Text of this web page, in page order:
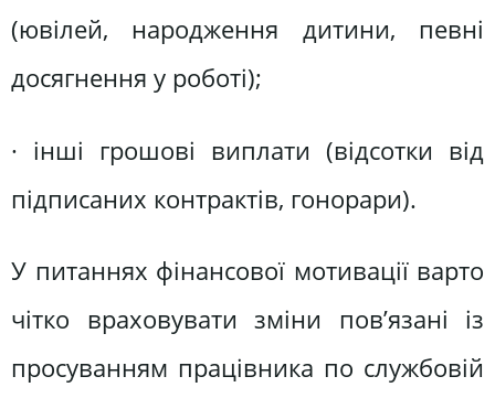
(ювілей, народження дитини, певні
досягнення у роботі);
· інші грошові виплати (відсотки від
підписаних контрактів, гонорари).
У питаннях фінансової мотивації варто
чітко враховувати зміни пов’язані із
просуванням працівника по службовій